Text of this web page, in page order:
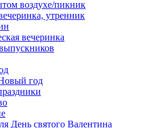
воздухе/пикник
утренник
вечеринка
год
День святого Валентина